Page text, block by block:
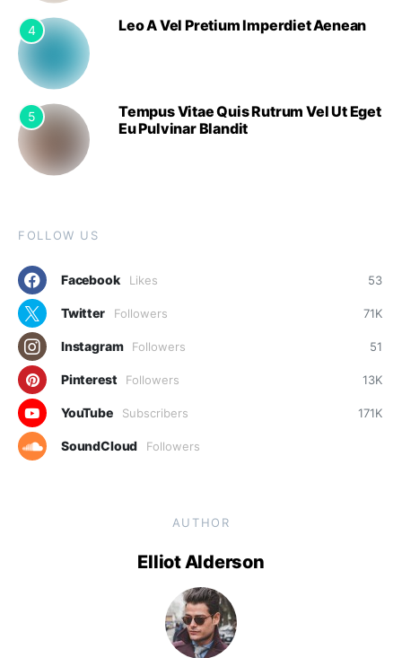
4 Leo A Vel Pretium Imperdiet Aenean
5
Tempus Vitae Quis Rutrum Vel Ut Eget
Eu Pulvinar Blandit
FOLLOW US
Facebook 53
Likes
Twitter 71K
Followers
Instagram 51
Followers
Pinterest 13K
Followers
YouTube 171K
Subscribers
SoundCloud Followers
AUTHOR
Elliot Alderson